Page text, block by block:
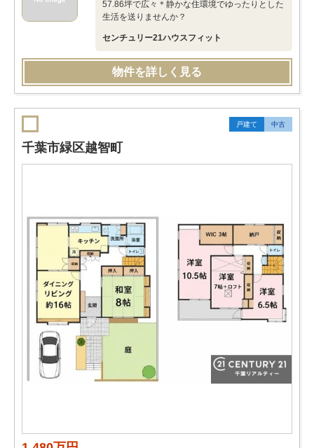
57.86坪で広々＊静かな住環境でゆったりとした
生活を送りませんか？
センチュリー21ハウスフィット
物件を詳しく見る
戸建て 中古
千葉市緑区越智町